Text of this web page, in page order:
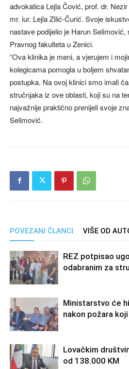
advokatica Lejla Čović, prof. dr.
mr. iur. Lejla Zilić-Čurić. Svoje
nastave podijelio je Harun Selimović,
Pravnog fakulteta u Zenici.
“Ova klinika je meni, a vjerujem i
kolegicama pomogla u boljem
postupka. Na ovoj klinici smo imali
stručnjaka iz ove oblasti, koji su na
najvažnije praktično prenijeli svoje
Selimović.
POVEZANI ČLANCI VIŠE OD
REZ potpisao
odabranim za
Ministarstvo će
nakon požara
Lovačkim
od 138.000 KM